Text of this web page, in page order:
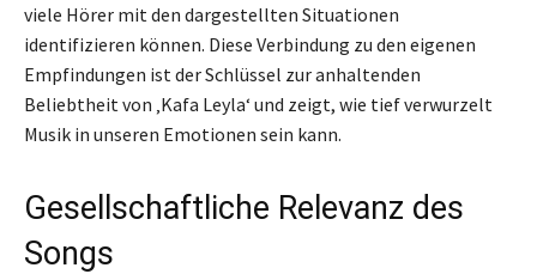
viele Hörer mit den dargestellten Situationen
identifizieren können. Diese Verbindung zu den eigenen
Empfindungen ist der Schlüssel zur anhaltenden
Beliebtheit von ‚Kafa Leyla‘ und zeigt, wie tief verwurzelt
Musik in unseren Emotionen sein kann.
Gesellschaftliche Relevanz des
Songs